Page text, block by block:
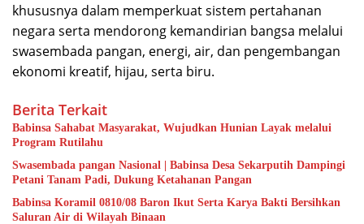
khususnya dalam memperkuat sistem pertahanan
negara serta mendorong kemandirian bangsa melalui
swasembada pangan, energi, air, dan pengembangan
ekonomi kreatif, hijau, serta biru.
Berita Terkait
Babinsa Sahabat Masyarakat, Wujudkan Hunian Layak melalui
Program Rutilahu
Swasembada pangan Nasional | Babinsa Desa Sekarputih Dampingi
Petani Tanam Padi, Dukung Ketahanan Pangan
Babinsa Koramil 0810/08 Baron Ikut Serta Karya Bakti Bersihkan
Saluran Air di Wilayah Binaan